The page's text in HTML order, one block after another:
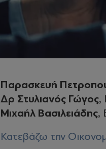
Παρασκευή
Δρ Στυλιανός Γώγος,
Μιχαήλ Βασιλειάδης,
Κατεβάζω την